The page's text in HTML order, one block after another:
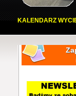
KALENDARZ